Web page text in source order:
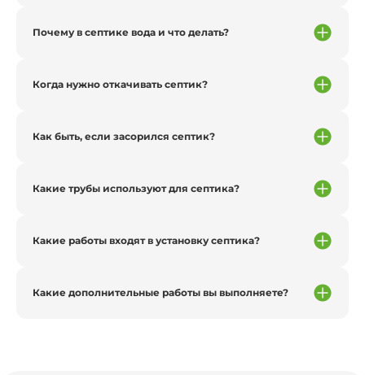
Почему в септике вода и что делать?
Когда нужно откачивать септик?
Как быть, если засорился септик?
Какие трубы используют для септика?
Какие работы входят в установку септика?
Какие дополнительные работы вы выполняете?